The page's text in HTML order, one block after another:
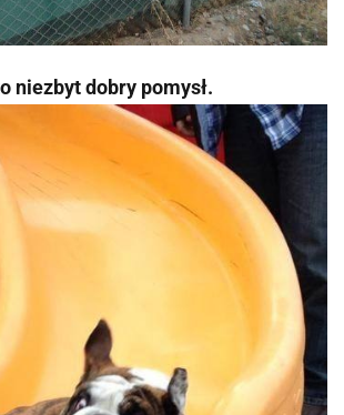
niezbyt dobry pomysł.